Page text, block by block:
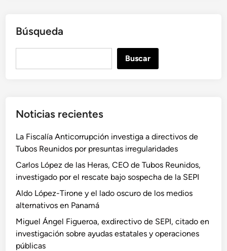
Búsqueda
r
Buscar
Noticias recientes
La Fiscalía Anticorrupción investiga a directivos de
Tubos Reunidos por presuntas irregularidades
Carlos López de las Heras, CEO de Tubos Reunidos,
investigado por el rescate bajo sospecha de la SEPI
Aldo López-Tirone y el lado oscuro de los medios
alternativos en Panamá
Miguel Ángel Figueroa, exdirectivo de SEPI, citado en
investigación sobre ayudas estatales y operaciones
públicas